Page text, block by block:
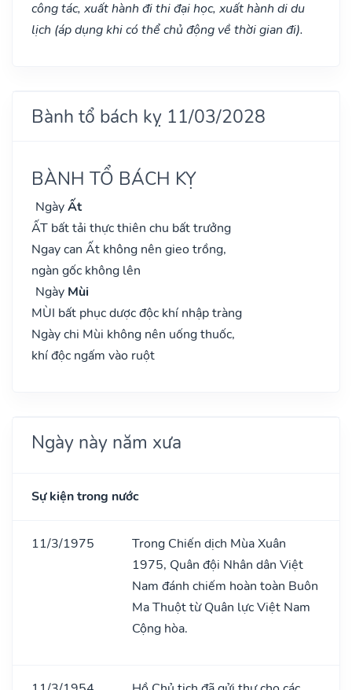
công tác, xuất hành đi thi đại học, xuất hành di du
lịch (áp dụng khi có thể chủ động về thời gian đi).
Bành tổ bách kỵ 11/03/2028
BÀNH TỔ BÁCH KỴ
NgàyẤt
ẤT bất tải thực thiên chu bất trưởng
Ngay can Ất không nên gieo trồng,
ngàn gốc không lên
Ngày Mùi
MÙI bất phục dược độc khí nhập tràng
Ngày chi Mùi không nên uống thuốc,
khí độc ngấm vào ruột
Ngày này năm xưa
Sự kiện trong nước
11/3/1975
Trong Chiến dịch Mùa Xuân
1975, Quân đội Nhân dân Việt
Nam đánh chiếm hoàn toàn Buôn
Ma Thuột từ Quân lực Việt Nam
Cộng hòa.